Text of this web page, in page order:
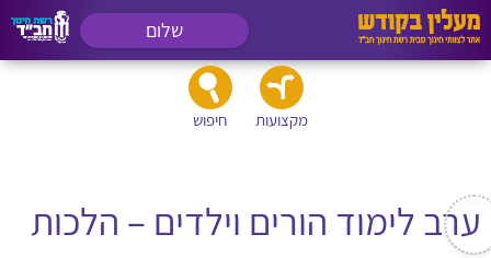
שלום
מקצועות חיפוש
ערב לימוד הורים וילדים – הלכות